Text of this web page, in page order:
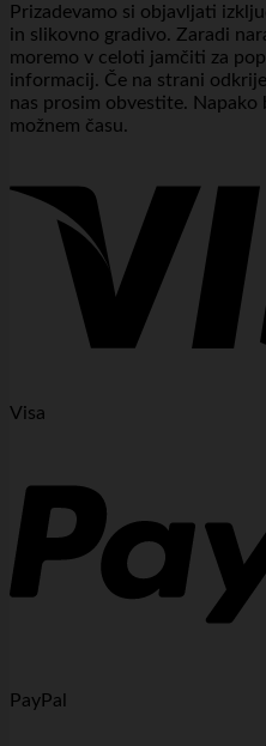
Prizadevamo si objavljati
in slikovno gradivo. Zaradi
moremo v celoti jamčiti za
informacij. Če na strani
nas prosim obvestite.
možnem času.
Visa
PayPal